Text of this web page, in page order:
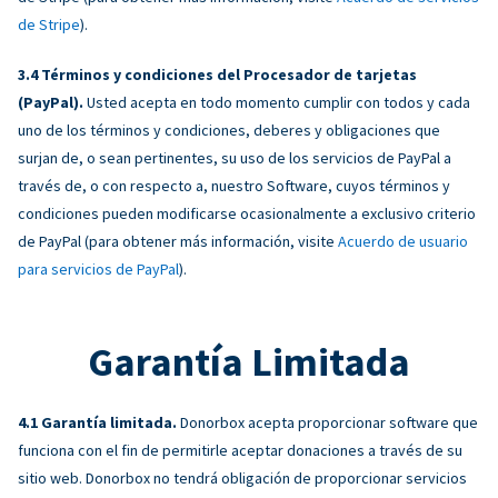
de Stripe).
Términos y condiciones del Procesador de tarjetas
(PayPal). Usted acepta en todo momento cumplir con todos y cada
uno de los términos y condiciones, deberes y obligaciones que
surjan de, o sean pertinentes, su uso de los servicios de PayPal a
través de, o con respecto a, nuestro Software, cuyos términos y
condiciones pueden modificarse ocasionalmente a exclusivo criterio
de PayPal (para obtener más información, visite Acuerdo de usuario
para servicios de PayPal).
Garantía Limitada
Garantía limitada. Donorbox acepta proporcionar software que
funciona con el fin de permitirle aceptar donaciones a través de su
sitio web. Donorbox no tendrá obligación de proporcionar servicios